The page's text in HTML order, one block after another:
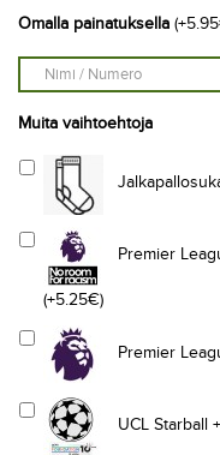
Omalla painatuksella
Muita vaihtoehtoja
Premier
(+5.25€)
Premier
UCL Starball